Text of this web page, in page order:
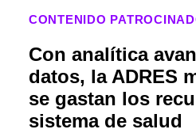
CONTENIDO
Con analítica
datos, la ADRES
se gastan los
sistema de salud